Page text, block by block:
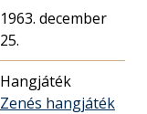
1963. december
25.
Hangjáték
Zenés hangjáték